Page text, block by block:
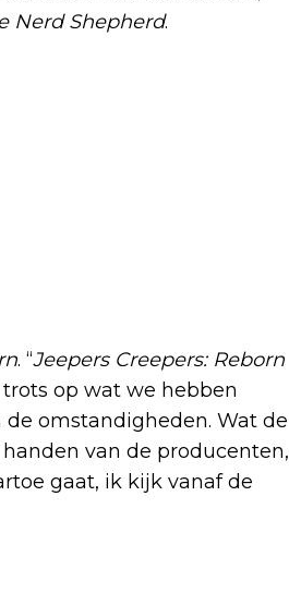
Nerd Shepherd.
. “Jeepers Creepers: Reborn
op wat we hebben
omstandigheden. Wat de
van de producenten,
gaat, ik kijk vanaf de